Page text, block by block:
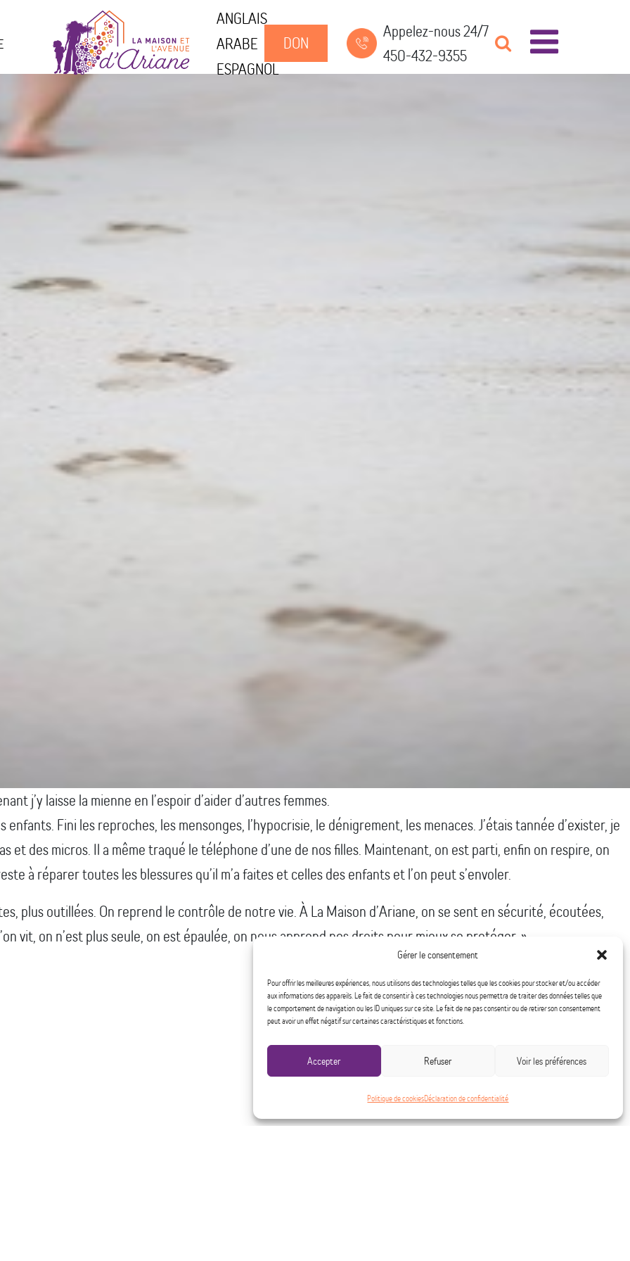
Gérer le consentement
Pour offrir les meilleures expériences, nous utilisons des technologies telles que les cookies pour stocker et/ou accéder
aux informations des appareils. Le fait de consentir à ces technologies nous permettra de traiter des données telles que
le comportement de navigation ou les ID uniques sur ce site. Le fait de ne pas consentir ou de retirer son consentement
peut avoir un effet négatif sur certaines caractéristiques et fonctions.
Accepter Refuser Voir les préférences
Politique de cookiesDéclaration de confidentialité
ANGLAIS
ARABE
ESPAGNOL
DON
Appelez-nous 24/7
450-432-9355
j’y laisse la mienne en l’espoir d’aider d’autres femmes.
Fini les reproches, les mensonges, l’hypocrisie, le dénigrement, les menaces. J’étais tannée d’exister, je
et des micros. Il a même traqué le téléphone d’une de nos filles. Maintenant, on est parti, enfin on respire, on
à réparer toutes les blessures qu’il m’a faites et celles des enfants et l’on peut s’envoler.
plus outillées. On reprend le contrôle de notre vie. À La Maison d’Ariane, on se sent en sécurité, écoutées,
vit, on n’est plus seule, on est épaulée, on nous apprend nos droits pour mieux se protéger. »